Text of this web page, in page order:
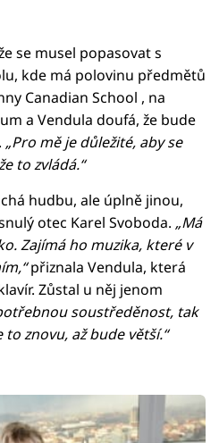
se musel popasovat s
kde má polovinu předmětů
Canadian School , na
a Vendula doufá, že bude
„Pro mě je důležité, aby se
to zvládá.“
hudbu, ale úplně jinou,
otec Karel Svoboda. „Má
Zajímá ho muzika, které v
přiznala Vendula, která
Zůstal u něj jenom
soustředěnost, tak
znovu, až bude větší.“